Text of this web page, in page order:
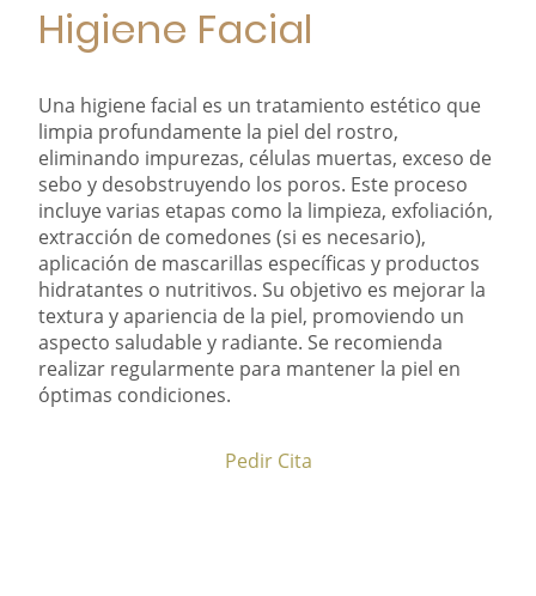
Higiene Facial
Una higiene facial es un tratamiento estético que
limpia profundamente la piel del rostro,
eliminando impurezas, células muertas, exceso de
sebo y desobstruyendo los poros. Este proceso
incluye varias etapas como la limpieza, exfoliación,
extracción de comedones (si es necesario),
aplicación de mascarillas específicas y productos
hidratantes o nutritivos. Su objetivo es mejorar la
textura y apariencia de la piel, promoviendo un
aspecto saludable y radiante. Se recomienda
realizar regularmente para mantener la piel en
óptimas condiciones.
Pedir Cita